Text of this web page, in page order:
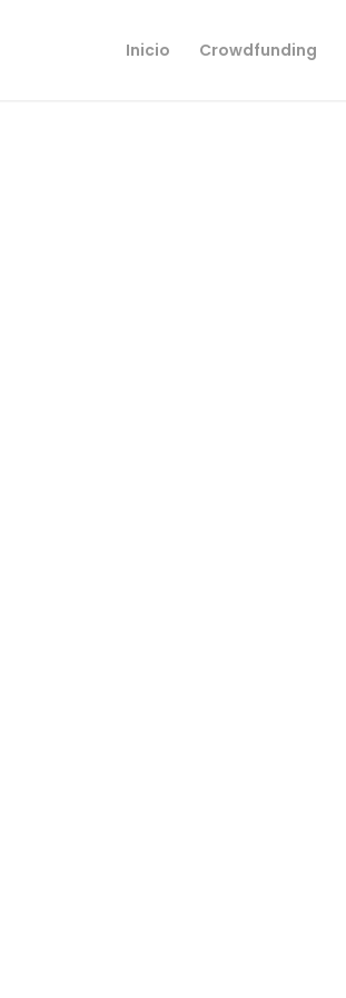
Inicio Crowdfunding